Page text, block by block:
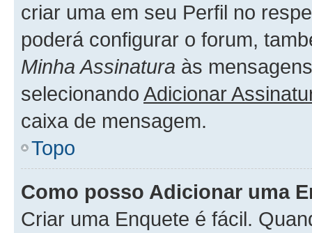
criar uma em seu Perfil no
poderá configurar o forum,
Minha Assinatura às
selecionando Adicionar
caixa de mensagem.
Topo
Como posso Adicionar uma
Criar uma Enquete é fácil.